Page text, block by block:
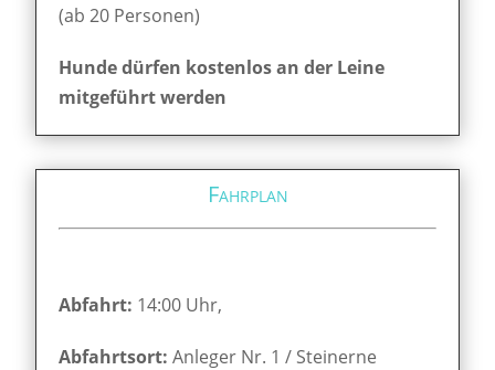
(ab 20 Personen)
Hunde dürfen kostenlos an der Leine
mitgeführt werden
Fahrplan
Abfahrt: 14:00 Uhr,
Abfahrtsort:Anleger Nr. 1 / Steinerne